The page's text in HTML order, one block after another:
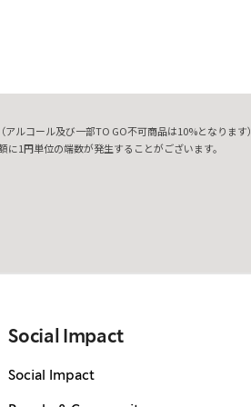
ルコール及び一部TO GO不可商品は10%となります）
1円単位の端数が発生することがございます。
Social Impact
Social Impact